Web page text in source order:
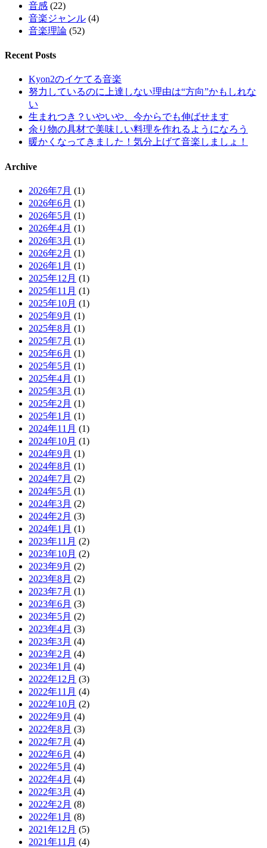
音感 (22)
音楽ジャンル (4)
音楽理論 (52)
Recent Posts
Kyon2のイケてる音楽
努力しているのに上達しない理由は“方向”かもしれな
い
生まれつき？いやいや、今からでも伸ばせます
余り物の具材で美味しい料理を作れるようになろう
暖かくなってきました！気分上げて音楽しましょ！
Archive
2026年7月 (1)
2026年6月 (1)
2026年5月 (1)
2026年4月 (1)
2026年3月 (1)
2026年2月 (1)
2026年1月 (1)
2025年12月 (1)
2025年11月 (1)
2025年10月 (1)
2025年9月 (1)
2025年8月 (1)
2025年7月 (1)
2025年6月 (1)
2025年5月 (1)
2025年4月 (1)
2025年3月 (1)
2025年2月 (1)
2025年1月 (1)
2024年11月 (1)
2024年10月 (1)
2024年9月 (1)
2024年8月 (1)
2024年7月 (2)
2024年5月 (1)
2024年3月 (2)
2024年2月 (3)
2024年1月 (1)
2023年11月 (2)
2023年10月 (2)
2023年9月 (2)
2023年8月 (2)
2023年7月 (1)
2023年6月 (3)
2023年5月 (2)
2023年4月 (3)
2023年3月 (4)
2023年2月 (4)
2023年1月 (4)
2022年12月 (3)
2022年11月 (4)
2022年10月 (2)
2022年9月 (4)
2022年8月 (3)
2022年7月 (4)
2022年6月 (4)
2022年5月 (4)
2022年4月 (4)
2022年3月 (4)
2022年2月 (8)
2022年1月 (8)
2021年12月 (5)
2021年11月 (4)